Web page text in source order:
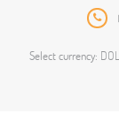
Select currency: